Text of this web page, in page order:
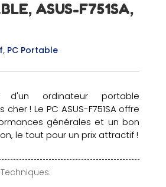
ASUS-F751SA,
, PC Portable
d'un ordinateur portable
! Le PC ASUS-F751SA offre
générales et un bon
le tout pour un prix attractif !